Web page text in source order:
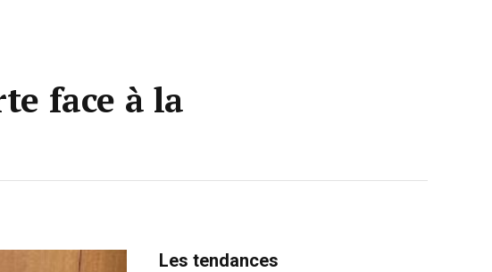
face à la
Les tendances